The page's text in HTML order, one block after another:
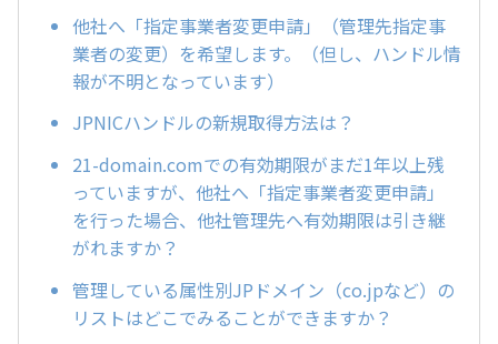
他社へ「指定事業者変更申請」（管理先指定事
業者の変更）を希望します。（但し、ハンドル情
報が不明となっています）
JPNICハンドルの新規取得方法は？
21-domain.comでの有効期限がまだ1年以上残
っていますが、他社へ「指定事業者変更申請」
を行った場合、他社管理先へ有効期限は引き継
がれますか？
管理している属性別JPドメイン（co.jpなど）の
リストはどこでみることができますか？